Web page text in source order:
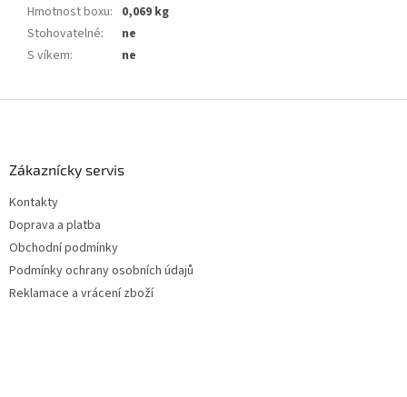
Hmotnost boxu: 0,069 kg
Stohovatelné:
ne
S víkem: ne
Zákaznícky servis
Kontakty
Doprava a platba
Obchodní podmínky
Podmínky ochrany osobních údajů
Reklamace a vrácení zboží